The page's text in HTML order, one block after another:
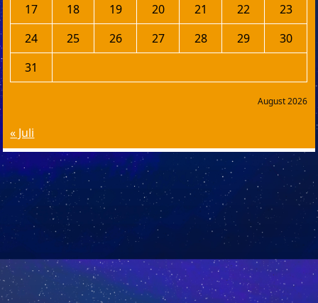
August 2026
17
18 19 20 21 22
23
24
25 26 27 28 29
30
31
« Juli